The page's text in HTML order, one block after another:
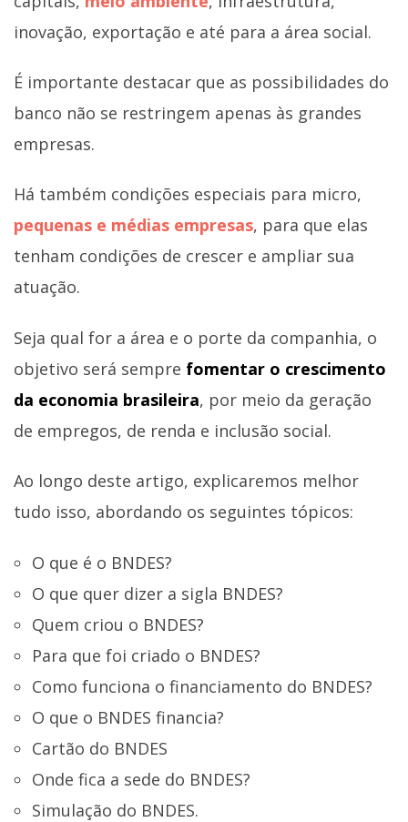
inovação, exportação e até para a área social.
É importante destacar que as possibilidades do
banco não se restringem apenas às grandes
empresas.
Há também condições especiais para micro,
pequenas e médias empresas, para que elas
tenham condições de crescer e ampliar sua
atuação.
Seja qual for a área e o porte da companhia, o
objetivo será sempre fomentar o crescimento
da economia brasileira, por meio da geração
de empregos, de renda e inclusão social.
Ao longo deste artigo, explicaremos melhor
tudo isso, abordando os seguintes tópicos:
O que é o BNDES?
O que quer dizer a sigla BNDES?
Quem criou o BNDES?
Para que foi criado o BNDES?
Como funciona o financiamento do BNDES?
O que o BNDES financia?
Cartão do BNDES
Onde fica a sede do BNDES?
Simulação do BNDES.